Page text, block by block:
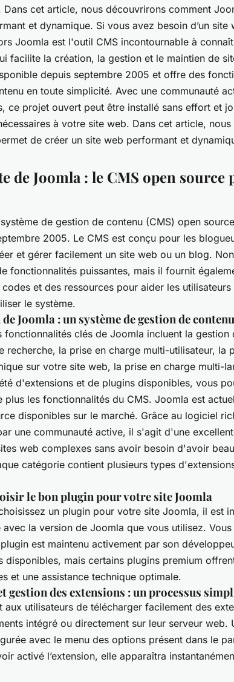
cet article, nous découvrirons comment
et dynamique. Si vous avez besoin d’un
Joomla est l'outil CMS incontournable à
facilite la création, la gestion et le maintien de
depuis septembre 2005 et offre des
en toute simplicité. Avec une communauté
ce projet ouvert peut être installé sans effort et
à votre site web. Dans cet article,
de créer un site web performant et
de Joomla : le CMS open source
de gestion de contenu (CMS) open
2005. Le CMS est conçu pour les
et gérer facilement un site web ou un blog.
fonctionnalités puissantes, mais il fournit
et des ressources pour aider les utilisateurs
le système.
Joomla : un système de gestion de
fonctionnalités clés de Joomla incluent la
recherche, la prise en charge multi-utilisateur, la
sur votre site web, la prise en charge multi-
d'extensions et de plugins disponibles, vous
plus les fonctionnalités du CMS. Joomla est
disponibles sur le marché. Grâce au logiciel
une communauté active, il s'agit d'une
web complexes sans avoir besoin d'avoir
catégorie contient plusieurs types
le bon plugin pour votre site Joomla
un plugin pour votre site Joomla, il est
la version de Joomla que vous utilisez.
est maintenu activement par son
disponibles, mais certains plugins premium
et une assistance technique optimale.
gestion des extensions : un processus
aux utilisateurs de télécharger facilement des
intégré ou directement sur leur serveur web.
avec le menu des options présent dans le
activé l’extension, elle apparaîtra